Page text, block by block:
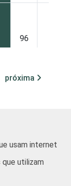
96
próxima
usam internet
utilizam